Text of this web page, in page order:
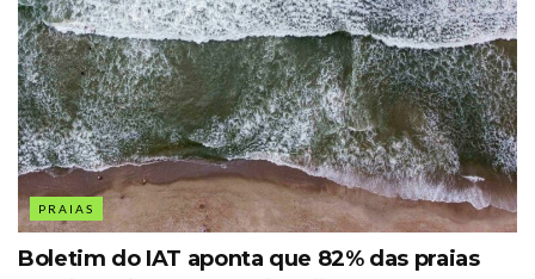
PRAIAS
Boletim do IAT aponta que 82% das praias